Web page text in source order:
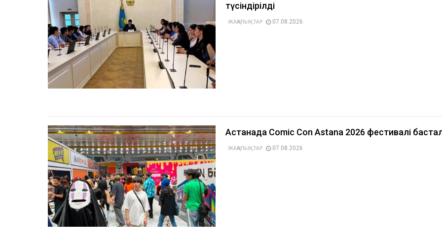
түсіндірілді
ЖАҢАЛЫҚТАР 07.08.2026
Астанада Comic Con Astana 2026 фестивалі
ЖАҢАЛЫҚТАР 07.08.2026